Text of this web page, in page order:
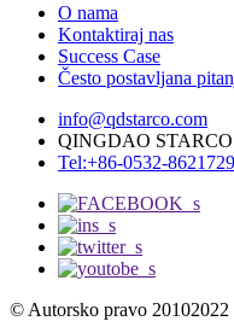
O nama
Kontaktiraj nas
Success Case
Često postavljana
info@qdstarco.com
QINGDAO
Tel:+86-0532-
© Autorsko pravo 20102022